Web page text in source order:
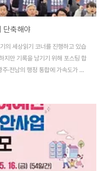
단축해야
의 세상읽기 코너를 진행하고 있습
지만 기록을 남기기 위해 포스팅 합
·전남의 행정 통합에 가속도가 붙
가 과감한 ‘(가칭)통합특별시 지
민석 총리의 제안에 대하여 “재정
권한은 빠졌다”며 사실상 정부 주도
니다. 오늘은 정부의 행정구역 통
정구역 통합문제에 대하여 함께 생